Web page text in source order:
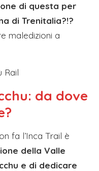
di questa per
di Trenitalia?!?
maledizioni a
da dove
fa l’Inca Trail è
della Valle
e di dedicare